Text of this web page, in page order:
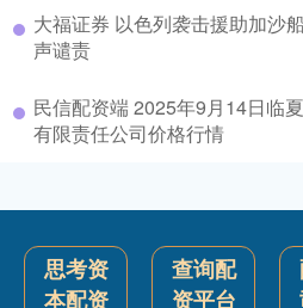
大福证券 以色列袭击援助加沙
声谴责
民信配资端 2025年9月14日临
有限责任公司价格行情
思考资
本配资
查询配
资平台